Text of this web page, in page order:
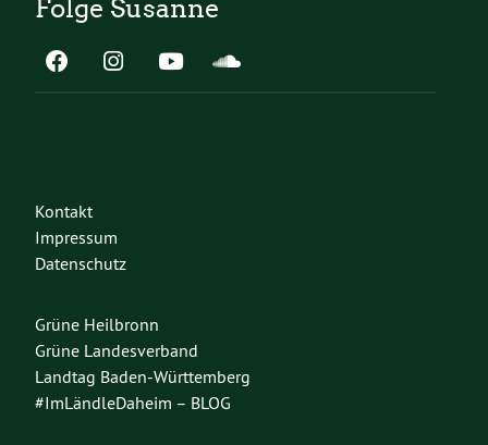
Folge Susanne
Kontakt
Impressum
Datenschutz
Grüne Heilbronn
Grüne Landesverband
Landtag Baden-Württemberg
#ImLändleDaheim – BLOG